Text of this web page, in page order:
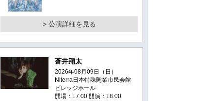
> 公演詳細を見る
蒼井翔太
2026年08月09日（日）
Niterra日本特殊陶業市民会館
ビレッジホール
開場：17:00 開演：18:00